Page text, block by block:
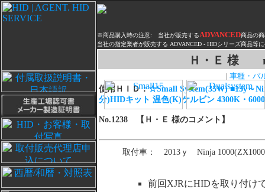
※商品購入時の注意: 当社が販売するADVANCED商品の
当社の指定業者が販売する ADVANCED - HIDシリーズ商品等に
Ｈ・Ｅ 様
| 車種・バ
使用ＨＩＤ：☆Small System(35W) ■13y～
分)HIDキット 温色(K)ケルビン 4300K・
No.1238 【Ｈ・Ｅ 様のコメント】
取付車： 2013ｙ Ninja
前回XJRにHIDを取り付け